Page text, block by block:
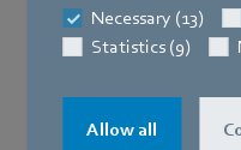
Necessary (13)
Statistics (9)
Allow all
Folgende